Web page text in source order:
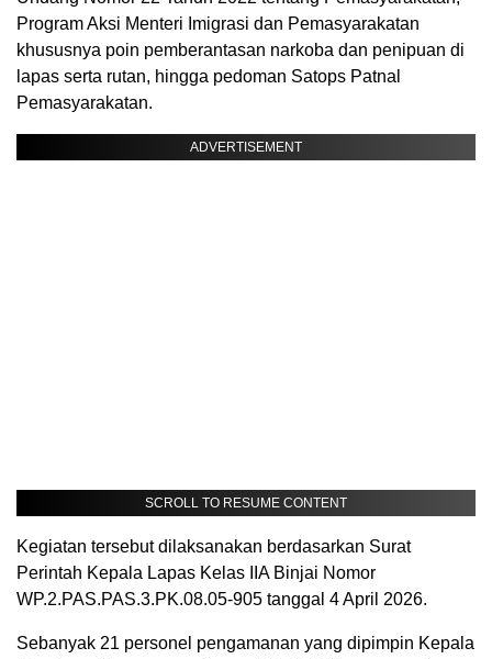
Program Aksi Menteri Imigrasi dan Pemasyarakatan
khususnya poin pemberantasan narkoba dan penipuan di
lapas serta rutan, hingga pedoman Satops Patnal
Pemasyarakatan.
ADVERTISEMENT
SCROLL TO RESUME CONTENT
Kegiatan tersebut dilaksanakan berdasarkan Surat
Perintah Kepala Lapas Kelas IIA Binjai Nomor
WP.2.PAS.PAS.3.PK.08.05-905 tanggal 4 April 2026.
Sebanyak 21 personel pengamanan yang dipimpin Kepala